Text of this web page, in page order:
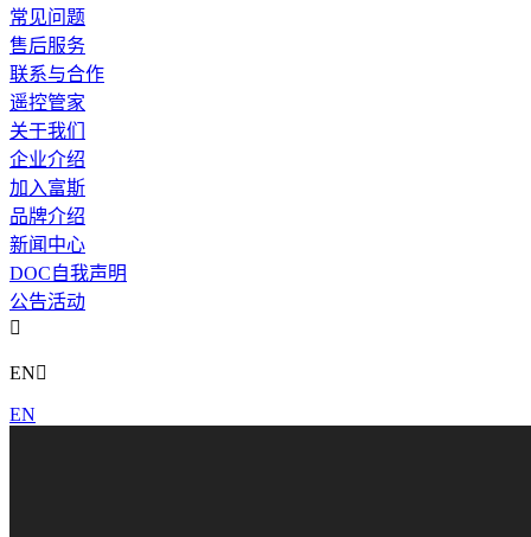
常见问题
售后服务
联系与合作
遥控管家
关于我们
企业介绍
加入富斯
品牌介绍
新闻中心
DOC自我声明
公告活动

EN
EN